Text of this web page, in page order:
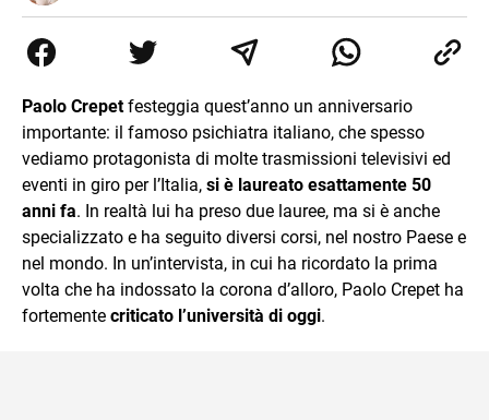
collaborato con grandi gruppi editoriali e agenzie di
comunicazione specializzandosi nella scrittura di articoli
Paolo Crepetfesteggia quest’anno un anniversario
importante: il famoso psichiatra italiano, che spesso
vediamo protagonista di molte trasmissioni televisivi ed
eventi in giro per l’Italia, si è laureato esattamente 50
anni fa. In realtà lui ha preso due lauree, ma si è anche
specializzato e ha seguito diversi corsi, nel nostro Paese e
nel mondo. In un’intervista, in cui ha ricordato la prima
volta che ha indossato la corona d’alloro, Paolo Crepet ha
fortemente criticato l’università di oggi.